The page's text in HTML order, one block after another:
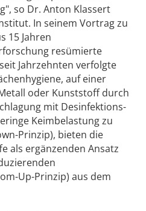
so Dr. Anton Klassert
In seinem Vortrag zu
15 Jahren
resümierte
Jahrzehnten verfolgte
auf einer
oder Kunststoff durch
mit Desinfektions­
Keimbelastung zu
Prinzip), bieten die
als ergänzenden Ansatz
Up-Prinzip) aus dem